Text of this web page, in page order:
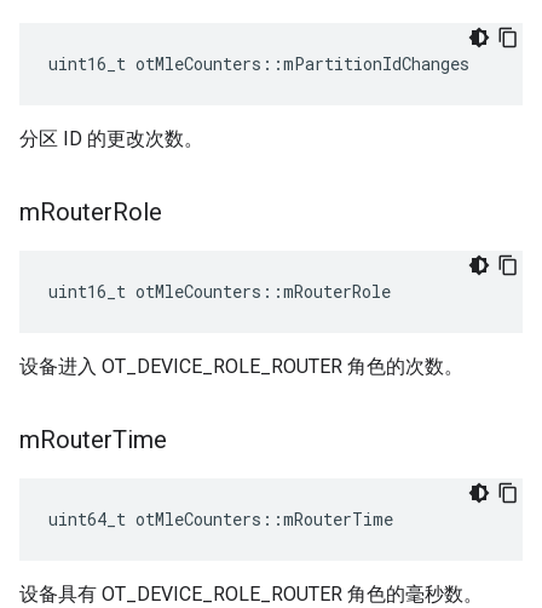
uint16_t otMleCounters ::mPartitionIdChanges
分区 ID 的更改次数。
mRouterRole
uint16_t otMleCounters ::mRouterRole
设备进入 OT_DEVICE_ROLE_ROUTER 角色的次数。
mRouterTime
uint64_t otMleCounters ::mRouterTime
设备具有 OT_DEVICE_ROLE_ROUTER 角色的毫秒数。